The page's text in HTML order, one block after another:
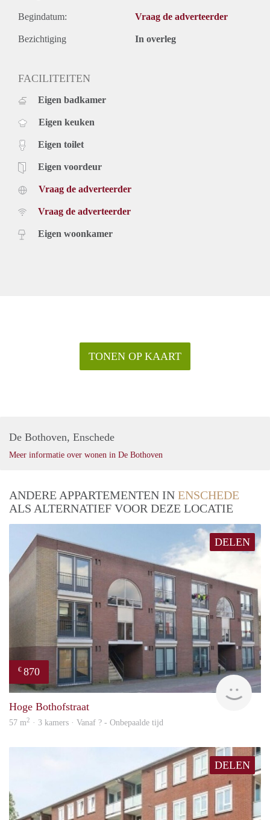
Begindatum: Vraag de adverteerder
Bezichtiging In overleg
FACILITEITEN
Eigen badkamer
Eigen keuken
Eigen toilet
Eigen voordeur
Vraag de adverteerder
Vraag de adverteerder
Eigen woonkamer
TONEN OP KAART
De Bothoven, Enschede
Meer informatie over wonen in De Bothoven
ANDERE APPARTEMENTEN IN ENSCHEDE
ALS ALTERNATIEF VOOR DEZE LOCATIE
DELEN
€ 870
Hoge Bothofstraat
57 m2 · 3 kamers · Vanaf ? - Onbepaalde tijd
DELEN